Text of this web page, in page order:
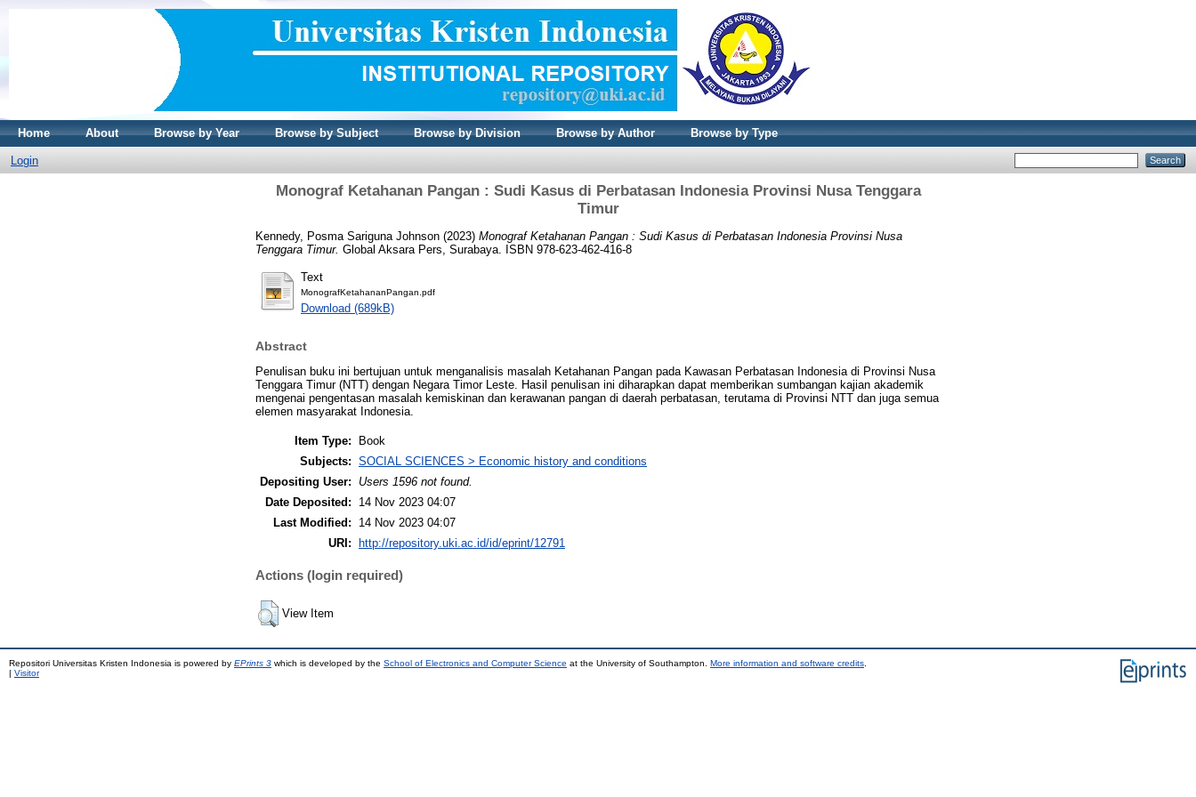
Home About Browse by Year Browse by Subject Browse by Division Browse by Author Browse by Type
Login
Monograf Ketahanan Pangan : Sudi Kasus di Perbatasan Indonesia Provinsi Nusa Tenggara
Timur
Kennedy, Posma Sariguna Johnson (2023) Monograf Ketahanan Pangan : Sudi Kasus di Perbatasan Indonesia Provinsi Nusa
Tenggara Timur. Global Aksara Pers, Surabaya. ISBN 978-623-462-416-8
Text
MonografKetahananPangan.pdf
Download (689kB)
Abstract
Penulisan buku ini bertujuan untuk menganalisis masalah Ketahanan Pangan pada Kawasan Perbatasan Indonesia di Provinsi Nusa
Tenggara Timur (NTT) dengan Negara Timor Leste. Hasil penulisan ini diharapkan dapat memberikan sumbangan kajian akademik
mengenai pengentasan masalah kemiskinan dan kerawanan pangan di daerah perbatasan, terutama di Provinsi NTT dan juga semua
elemen masyarakat Indonesia.
Item Type:
Book
Subjects: SOCIAL SCIENCES > Economic history and conditions
Depositing User:
Users 1596 not found.
Date Deposited:
14 Nov 2023 04:07
Last Modified:
14 Nov 2023 04:07
URI:
http://repository.uki.ac.id/id/eprint/12791
Actions (login required)
View Item
Repositori Universitas Kristen Indonesia is powered by EPrints 3 which is developed by the School of Electronics and Computer Science at the University of Southampton. More information and software credits
| Visitor